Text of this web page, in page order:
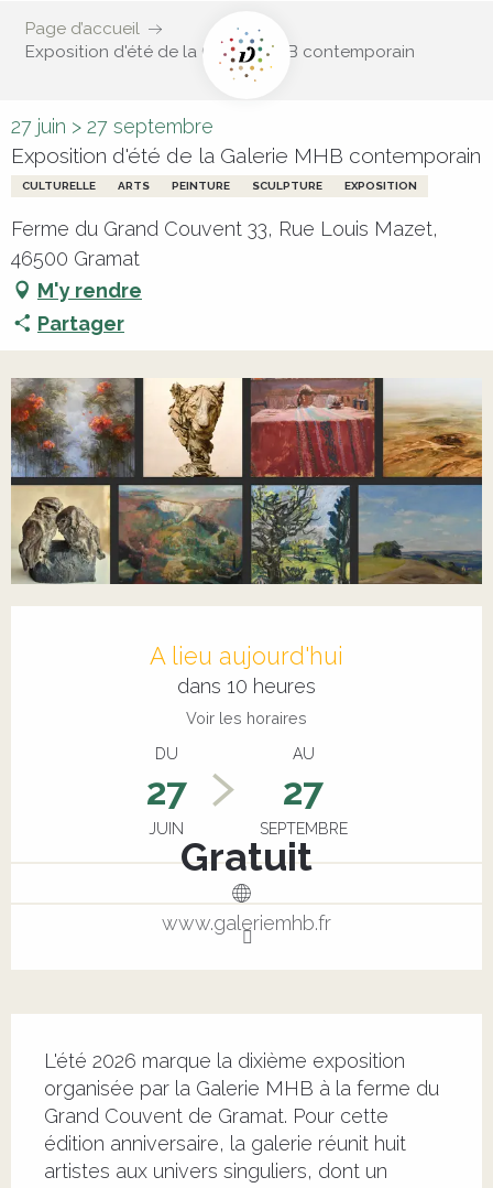
Page d’accueil
Exposition d'été de la Galerie MHB contemporain
27 juin > 27 septembre
Exposition d'été de la Galerie MHB contemporain
CULTURELLE ARTS PEINTURE SCULPTURE EXPOSITION
Ferme du Grand Couvent 33, Rue Louis Mazet,
46500 Gramat
M'y rendre
Partager
A lieu aujourd'hui
dans 10 heures
Voir les horaires
DU
27
JUIN
AU
27
SEPTEMBRE
Gratuit
www.galeriemhb.fr
L'été 2026 marque la dixième exposition
organisée par la Galerie MHB à la ferme du
Grand Couvent de Gramat. Pour cette
édition anniversaire, la galerie réunit huit
artistes aux univers singuliers, dont un